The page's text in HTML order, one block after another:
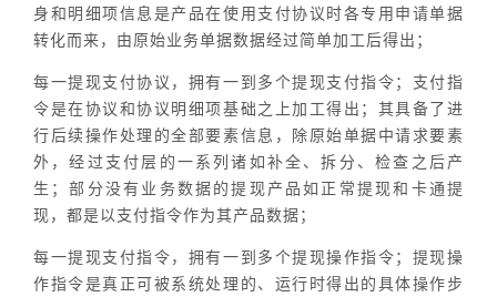
身和明细项信息是产品在使用支付协议时各专用申请单据
转化而来，由原始业务单据数据经过简单加工后得出；
每一提现支付协议，拥有一到多个提现支付指令；支付指
令是在协议和协议明细项基础之上加工得出；其具备了进
行后续操作处理的全部要素信息，除原始单据中请求要素
外，经过支付层的一系列诸如补全、拆分、检查之后产
生；部分没有业务数据的提现产品如正常提现和卡通提
现，都是以支付指令作为其产品数据；
每一提现支付指令，拥有一到多个提现操作指令；提现操
作指令是真正可被系统处理的、运行时得出的具体操作步